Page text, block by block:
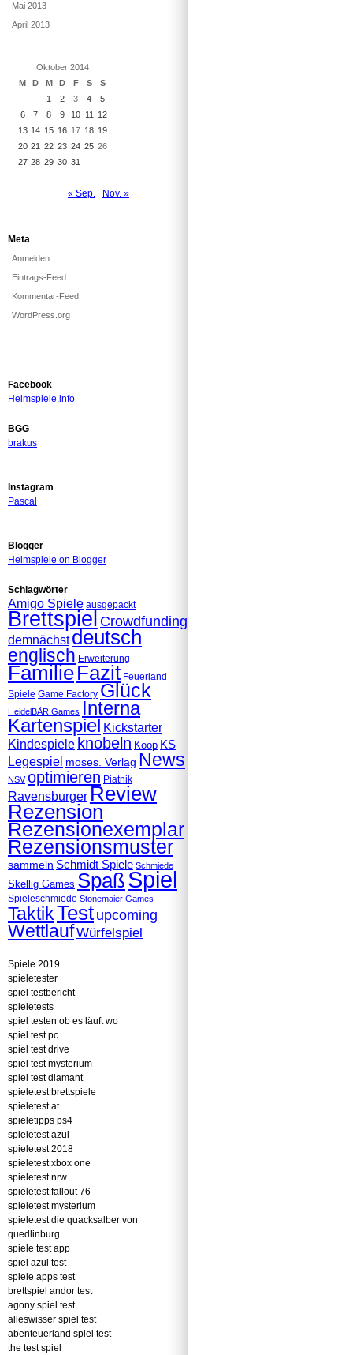
Mai 2013
April 2013
Oktober 2014
M
D M D F S
S
1
2 3 4
5
6
7 8 9 10 11
12
13 14 15 16 17 18 19
20 21 22 23 24 25 26
27 28 29 30 31
« Sep. Nov. »
Meta
Anmelden
Eintrags-Feed
Kommentar-Feed
WordPress.org
Facebook
Heimspiele.info
BGG
brakus
Instagram
Pascal
Blogger
Heimspiele on Blogger
Schlagwörter
Amigo Spiele ausgepackt
Brettspiel Crowdfunding
demnächst deutsch
englisch Erweiterung
FamilieFazit Feuerland
Spiele Game Factory Glück
HeidelBÄR Games Interna
Kartenspiel Kickstarter
Kindespiele knobeln Koop KS
Legespiel moses. Verlag News
NSV optimieren Piatnik
RavensburgerReview
Rezension
Rezensionexemplar
Rezensionsmuster
sammeln Schmidt Spiele Schmiede
Skellig Games SpaßSpiel
Spieleschmiede Stonemaier Games
TaktikTest upcoming
WettlaufWürfelspiel
Spiele 2019
spieletester
spiel testbericht
spieletests
spiel testen ob es läuft wo
spiel test pc
spiel test drive
spiel test mysterium
spiel test diamant
spieletest brettspiele
spieletest at
spieletipps ps4
spieletest azul
spieletest 2018
spieletest xbox one
spieletest nrw
spieletest fallout 76
spieletest mysterium
spieletest die quacksalber von
quedlinburg
spiele test app
spiel azul test
spiele apps test
brettspiel andor test
agony spiel test
alleswisser spiel test
abenteuerland spiel test
the test spiel